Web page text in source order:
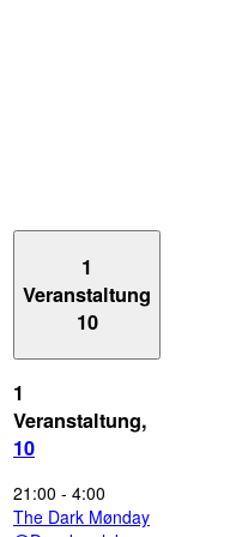
1
Veranstaltung
10
1
Veranstaltung,
10
21:00 - 4:00
The Dark Mønday